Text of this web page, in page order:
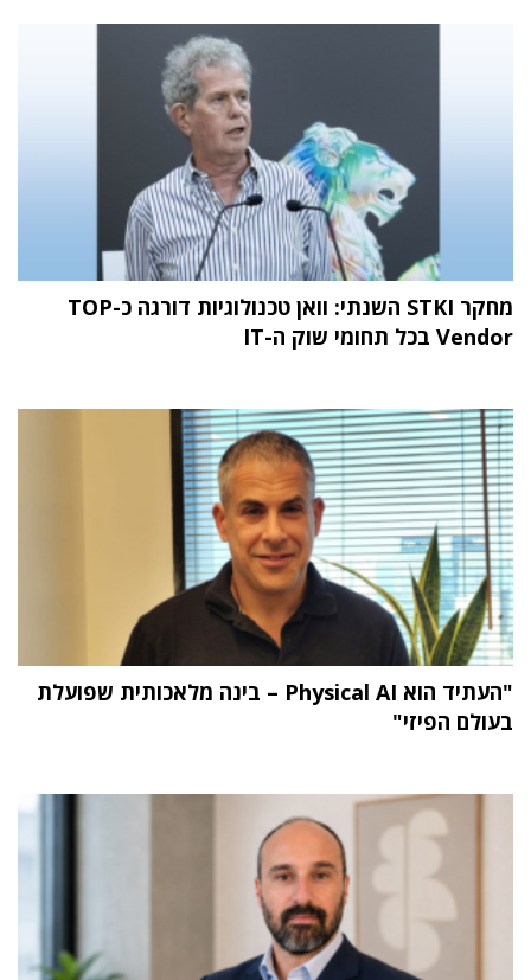
מחקר STKI השנתי: וואן טכנולוגיות דורגה כ-TOP
Vendor בכל תחומי שוק ה-IT
"העתיד הוא Physical AI – בינה מלאכותית שפועלת
בעולם הפיזי"